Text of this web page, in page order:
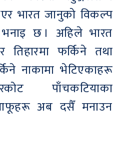
भारत जानुको विकल्प
छ । अहिले भारत
फर्किने तथा
नाकामा भेटिएकाहरू
पाँचकटियाका
अब दसैँ मनाउन